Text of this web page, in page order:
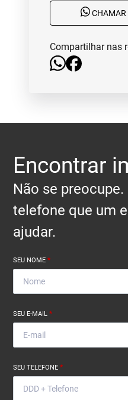
CHAMAR
Compartilhar nas
Encontrar
Não se
telefone que um
ajudar.
SEU NOME*
SEU E-MAIL*
SEU TELEFONE*